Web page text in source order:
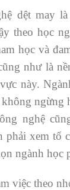
dệt may
theo học
học và
như là
này.
ngừng
nghệ
phải xem tố
ngành học
việc theo